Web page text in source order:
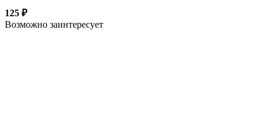
125 ₽
Возможно заинтересует